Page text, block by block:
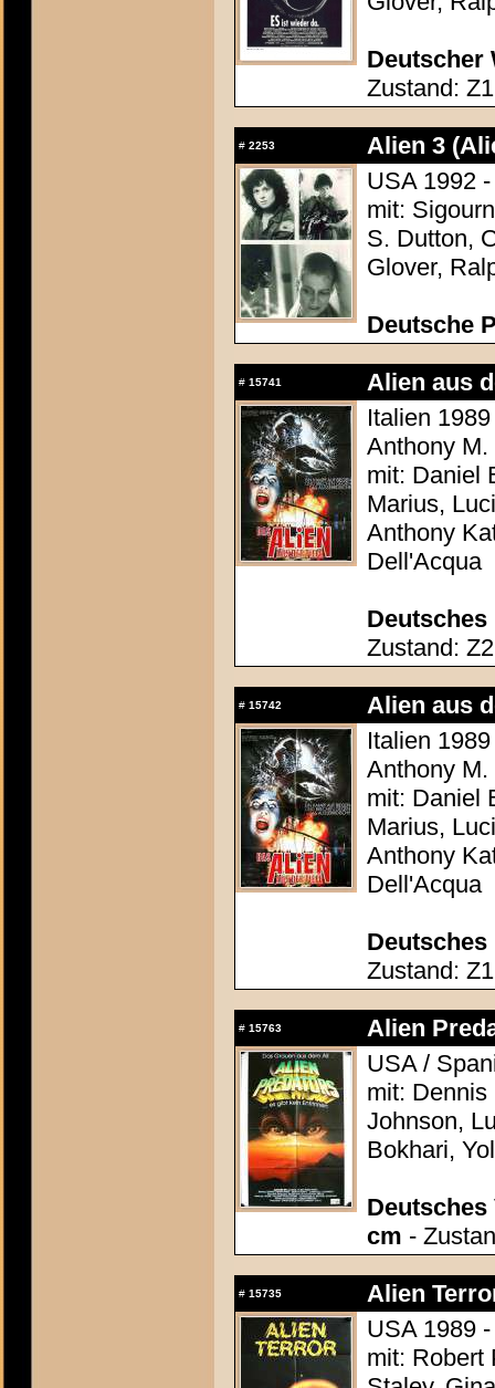
Deutscher
Zustand:
# 2253
Alien 3
USA 1992
mit:
S. Dutton,
Glover,
Deutsche
# 15741
Alien aus
Italien
Anthony
mit: Daniel
Marius,
Anthony
Dell'Acqua
Deutsches
Zustand:
# 15742
Alien aus
Italien
Anthony
mit: Daniel
Marius,
Anthony
Dell'Acqua
Deutsches
Zustand:
# 15763
Alien
USA /
mit: Dennis
Johnson,
Bokhari,
Deutsches
cm -
# 15735
Alien
USA 1989
mit: Robert